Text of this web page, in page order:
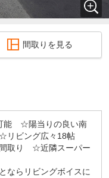
間取りを見る
能 ☆陽当りの良い南
ビング広々18帖
取り ☆近隣スーパー
ならリビングボイスに